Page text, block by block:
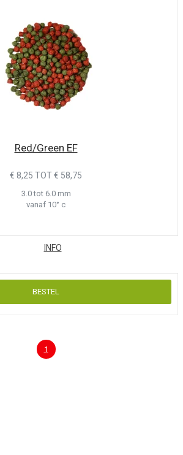
Red/Green EF
€ 8,25 TOT € 58,75
3.0 tot 6.0 mm
vanaf 10° c
1